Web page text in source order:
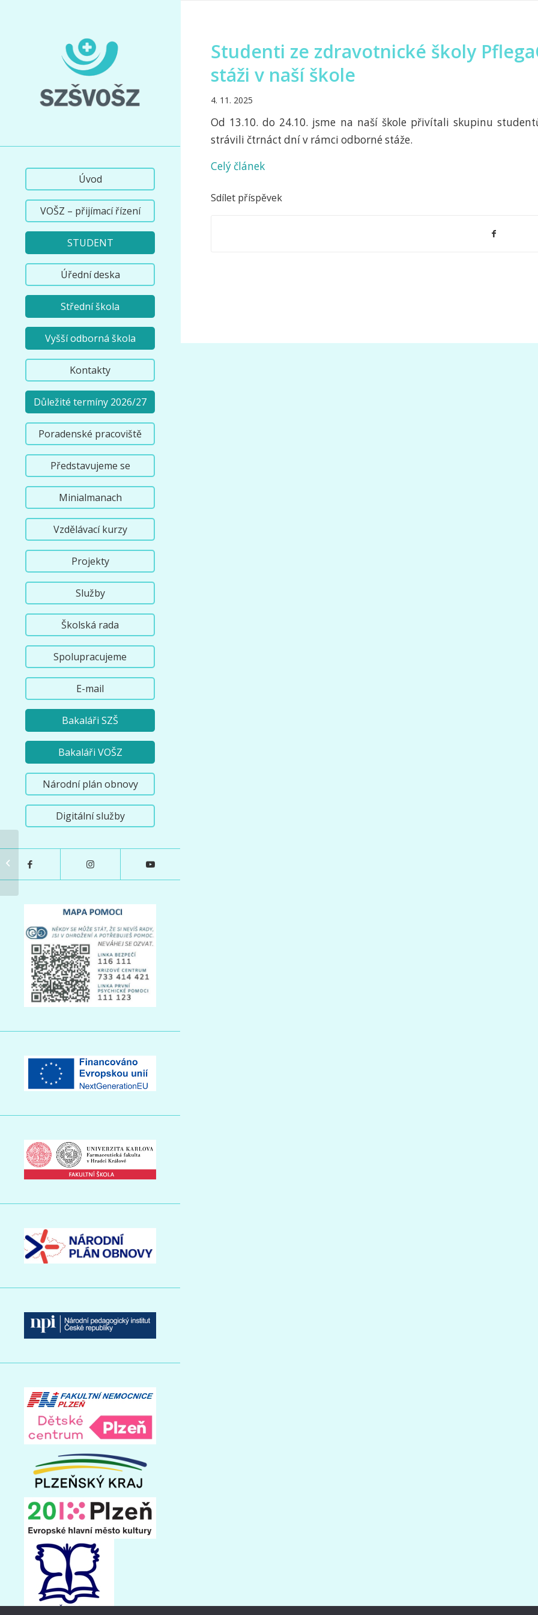
Úvod
VOŠZ – přijímací řízení
STUDENT
Úřední deska
Střední škola
Vyšší odborná škola
Kontakty
Důležité termíny 2026/27
Poradenské pracoviště
Představujeme se
Minialmanach
Vzdělávací kurzy
Projekty
Služby
Školská rada
Spolupracujeme
E-mail
Bakaláři SZŠ
Bakaláři VOŠZ
Národní plán obnovy
Digitální služby
Studenti ze zdravotnické školy
stáži v naší škole
4. 11. 2025
Od 13.10. do 24.10. jsme na naší škole přivítali skupinu
strávili čtrnáct dní v rámci odborné stáže.
Celý článek
Sdílet příspěvek
8. ročník Adventního bazaru